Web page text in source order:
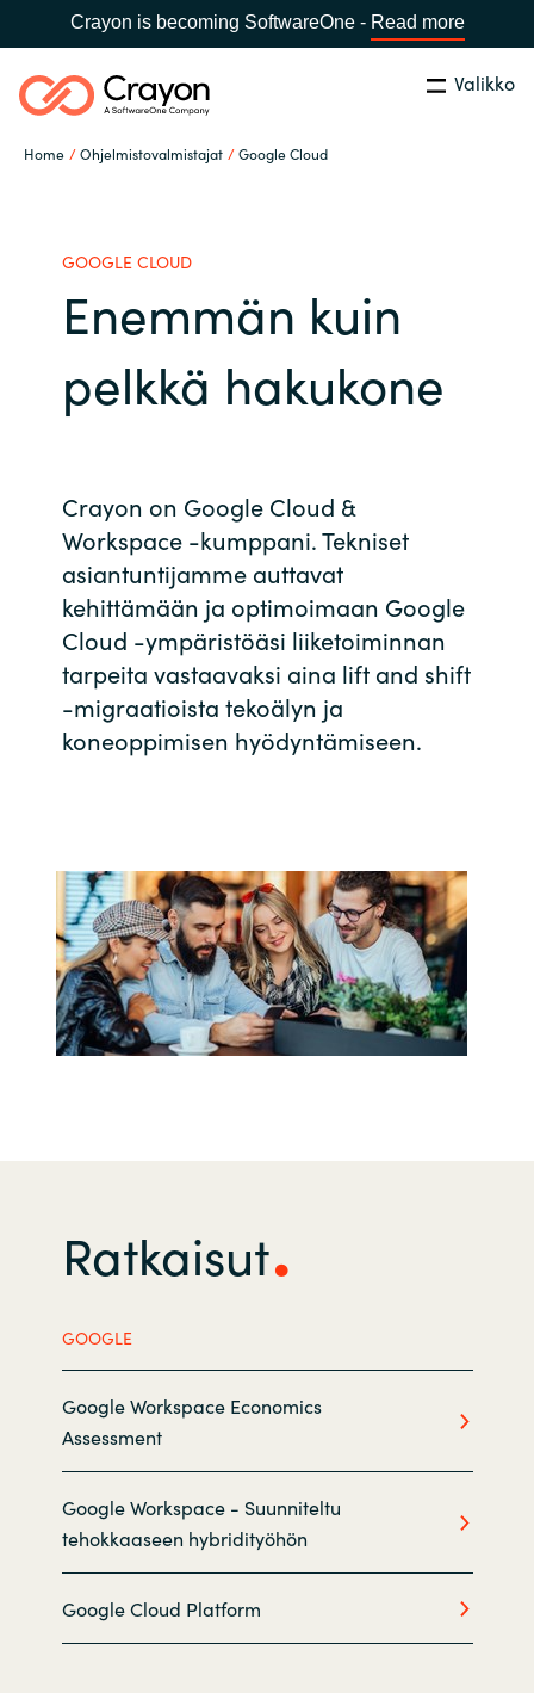
Crayon is becoming SoftwareOne - Read more
Valikko
Home Ohjelmistovalmistajat Google Cloud
Global site
Africa
Austria
Bulgaria
Czechia
Denmark
Estonia
France
Germany
Hungary
Iceland
Kingdom of Saudi Arabia
Lithuania
Malaysia
Middle East
Netherlands
Etsi Sulje
Ohjelmistovalmistajat
Ajankohtaista
Tietoa meistä
Ota yhteyttä
Ura Crayonilla
Kumppanit
GOOGLE CLOUD
Enemmän kuin
pelkkä hakukone
Crayon on Google Cloud &
Workspace -kumppani. Tekniset
asiantuntijamme auttavat
kehittämään ja optimoimaan Google
Cloud -ympäristöäsi liiketoiminnan
tarpeita vastaavaksi aina lift and shift
-migraatioista tekoälyn ja
koneoppimisen hyödyntämiseen.
Ratkaisut
GOOGLE
Google Workspace Economics
Assessment
Google Workspace - Suunniteltu
tehokkaaseen hybridityöhön
Google Cloud Platform